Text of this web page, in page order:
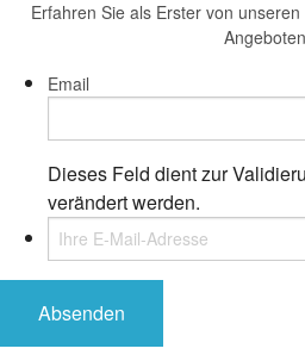
Erfahren Sie als Erster von
Email
Dieses Feld dient zur
verändert werden.